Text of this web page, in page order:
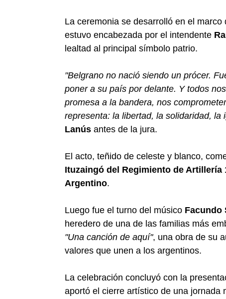
La ceremonia se desarrolló en el marco
estuvo encabezada por el intendente
lealtad al principal símbolo patrio.
"Belgrano no nació siendo un prócer.
poner a su país por delante. Y todos
promesa a la bandera, nos
representa: la libertad, la solidaridad,
Lanús antes de la jura.
El acto, teñido de celeste y blanco,
Ituzaingó del Regimiento de Artillería
Argentino.
Luego fue el turno del músico Facundo
heredero de una de las familias más
"Una canción de aquí", una obra de su
valores que unen a los argentinos.
La celebración concluyó con la
aportó el cierre artístico de una jornada